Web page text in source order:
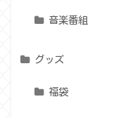
音楽番組
グッズ
福袋